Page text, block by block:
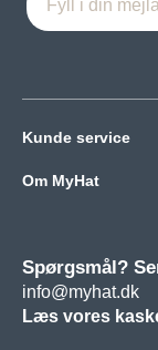
Kunde service
Om MyHat
Spørgsmål?
info@myhat.dk
Læs vores